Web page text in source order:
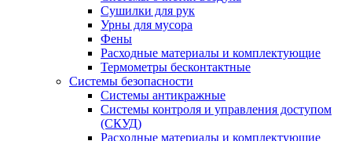
Сушилки для рук
Урны для мусора
Фены
Расходные материалы и комплектующие
Термометры бесконтактные
Системы безопасности
Системы антикражные
Системы контроля и управления доступом
(СКУД)
Расходные материалы и комплектующие